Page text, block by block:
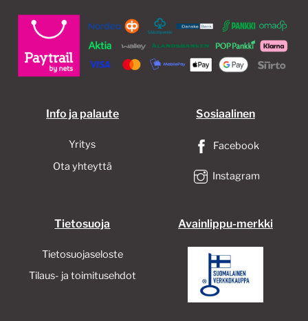
Info ja palaute
Yritys
Ota yhteyttä
Sosiaalinen
Facebook
Instagram
Tietosuoja
Tietosuojaseloste
Tilaus- ja toimitusehdot
Avainlippu-merkki